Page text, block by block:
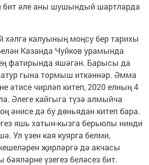
бит әле аны шушындый шартларда
хәлгә калуының моңсу бер тарихы
Казанда Чуйков урамында
фатирында яшәгән. Барысы да
гына тормыш иткәннәр. Әмма
әтисе чирләп китеп, 2020 елның 4
Әлеге кайгыга түзә алмыйча
әнисе дә бу дөньядан китеп бара.
яшь хатын-кызга берьюлы нинди
Ул үзен кая куярга белми,
җирләргә дә акчасы
үзегез беләсез бит.